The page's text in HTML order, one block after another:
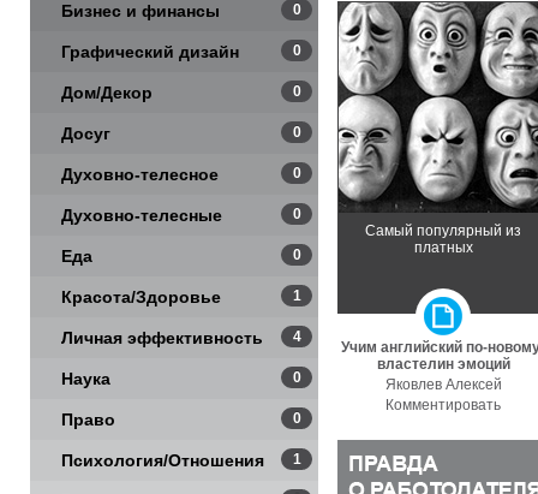
Самый популярный из
платных
Учим английский по-
властелин эмоций
Яковлев Алексей
Комментировать
Бизнес и финансы 0
Графический дизайн 0
Дом/Декор 0
Досуг 0
Духовно-телесное 0
Духовно-телесные
практики
0
Еда 0
Красота/Здоровье 1
Личная эффективность 4
Наука 0
Право 0
Психология/Отношения 1